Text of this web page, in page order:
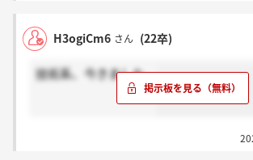
H3ogiCm6 さん (22卒)
技術系、今きました。